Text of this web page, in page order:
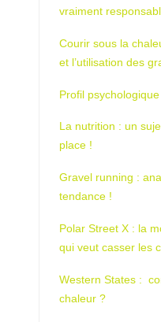
vraiment
Courir sous la
et l’utilisation des
Profil
La nutrition : un
place !
Gravel running :
tendance !
Polar Street X : la
qui veut casser les
Western States :
chaleur ?